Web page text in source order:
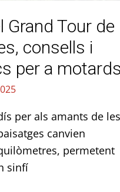
Grand Tour de
consells i
per a
per als amants de les
canvien
permetent
sinfí